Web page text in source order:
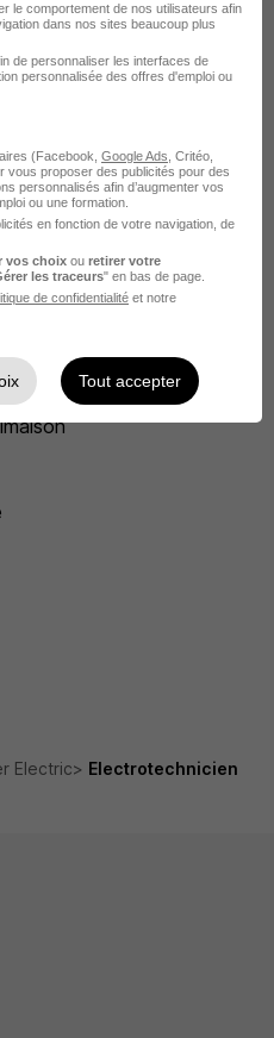
Schneider Electric
Schneider Electric
Electric
chez Schneider Electric
Electric par
Electric Electrotechnicien
le comportement de nos utilisateurs afin
dans nos sites beaucoup plus
de personnaliser les interfaces de
personnalisée des offres d'emploi ou
(Facebook, Google Ads , Critéo,
vous proposer des publicités pour des
personnalisés afin d’augmenter vos
ou une formation.
en fonction de votre navigation, de
vos choix ou retirer votre
les traceurs" en bas de page.
de confidentialité et notre
Tout accepter